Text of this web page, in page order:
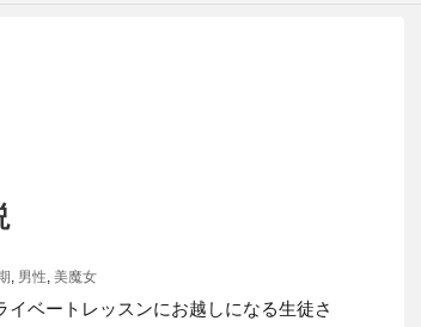
, 男性, 美魔女
ベートレッスンにお越しになる生徒さ